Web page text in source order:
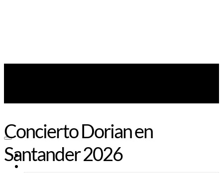
Noticias
Concierto Dorian en
Santander 2026